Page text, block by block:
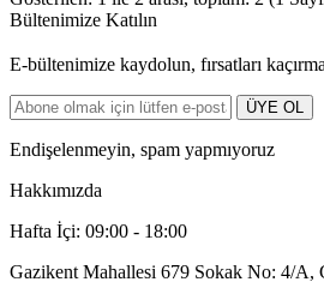
Bültenimize Katılın
E-bültenimize kaydolun, fırsatları
ÜYE OL
Endişelenmeyin, spam yapmıyoruz
Hakkımızda
Hafta İçi: 09:00 - 18:00
Gazikent Mahallesi 679 Sokak No: 4/A,